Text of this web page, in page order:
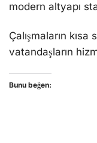
modern altyapı
Çalışmaların
vatandaşların
Bunu beğen: